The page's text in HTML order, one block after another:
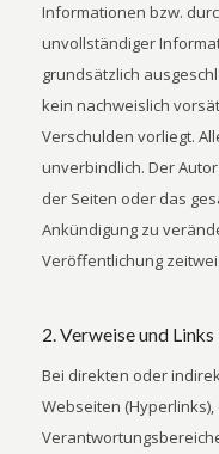
Informationen bzw.
unvollständiger
grundsätzlich
kein nachweislich
Verschulden vorliegt.
unverbindlich. Der
der Seiten oder das
Ankündigung zu
Veröffentlichung
2. Verweise und Links
Bei direkten oder
Webseiten